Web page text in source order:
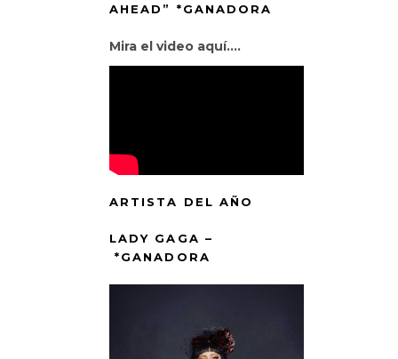
AHEAD” *GANADORA
Mira el video aquí….
ARTISTA DEL AÑO
LADY GAGA –
*GANADORA